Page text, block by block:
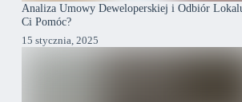
Analiza Umowy Deweloperskiej i Odbiór
Ci Pomóc?
15 stycznia, 2025